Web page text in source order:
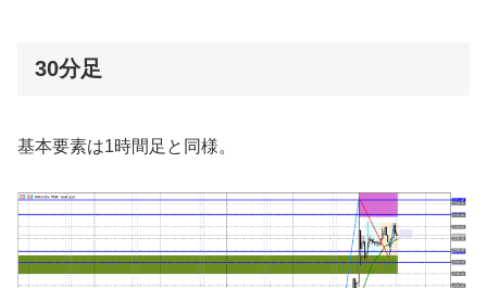
30分足
基本要素は1時間足と同様。